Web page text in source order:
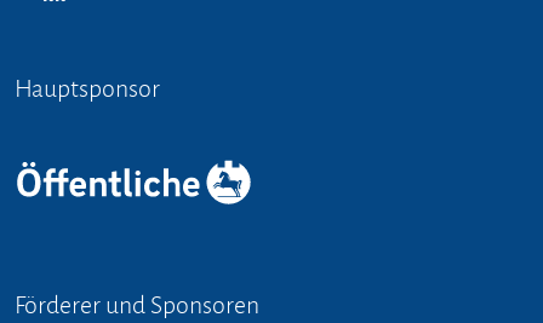
Hauptsponsor
Förderer und Sponsoren